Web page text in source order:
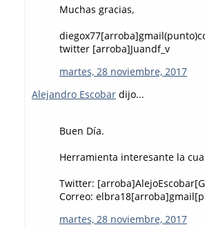
Muchas gracias,
twitter [arroba]Juandf_v
martes, 28 noviembre, 2017
Alejandro Escobar dijo...
Buen Día.
Herramienta interesante la
Twitter:
Correo:
martes, 28 noviembre, 2017